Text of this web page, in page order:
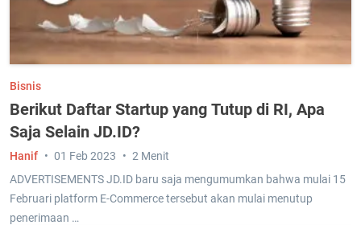
Bisnis
Berikut Daftar Startup yang Tutup di RI, Apa
Saja Selain JD.ID?
ADVERTISEMENTS JD.ID baru saja mengumumkan bahwa mulai 15
Februari platform E-Commerce tersebut akan mulai menutup
penerimaan …
Hanif 01 Feb 2023 2 Menit